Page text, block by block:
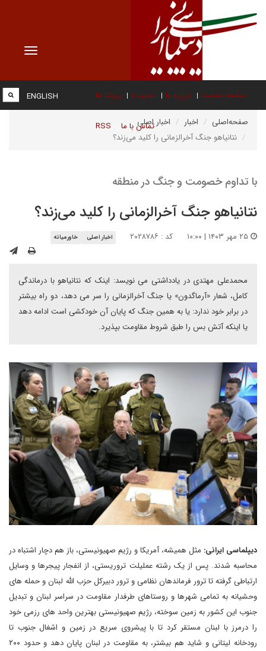
Toggle
صفحه نخست درباره ما عضویت پیوند ها
تماس با ما RSS
ENGLISH
صفحه‌اصلی اخبار
اخبار اصلی
نتانیاهو جنگ آخرالزمانی را کلید می‌زند؟
با تداوم خصومت و جنگ در منطقه
نتانیاهو جنگ آخرالزمانی را کلید می‌زند؟
کد : ۲۰۲۸۷۸۶ اخبار اصلی خاورمیانه
محمدعلی مهتدی در یادداشتی می نویسد: اینک که نتانیاهو با درماندگی
کامل، شعار «آرماگدون» یا جنگ آخرالزمانی را سر می دهد، دو راه بیشتر
در برابر خود ندارد: یا به همین جنگ که پایان آن خودکشی است ادامه دهد
یا اینکه آتش بس را طبق شروط مقاومت بپذیرد.
دیپلماسی ایرانی: مثل همیشه، آمریکا و رژیم صهیونیستی، باز هم دچار اشتباه در
محاسبه شدند. پس از یک رشته عملیلت تروریستی، از انفجار پیجرها و وسایل
ارتباطی گرفته تا ترور فرماندهان نظامی و ترور دبیرکل حزب الله لبنان و حمله های
وحشیانه به تمامی شهرها و روستاهای طرفدار مقاومت در سراسر لبنان و تبدیل
جنوب این کشور به زمین سوخته، رژیم صهیونیستی بهترین واحد های رزمی خود
را درمرز با لبنان مستقر کرد تا با پیشروی سریع در زمین و اشغال جنوب تا
رودخانه لیتانی و شاید هم بیشتر، به مقاومت در لبنان پایان دهد و حدود ۲۰۰